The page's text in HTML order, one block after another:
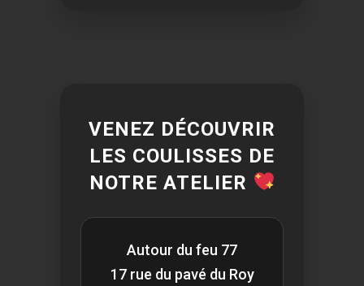
VENEZ DÉCOUVRIR
LES COULISSES DE
NOTRE ATELIER
Autour du feu 77
17 rue du pavé du Roy